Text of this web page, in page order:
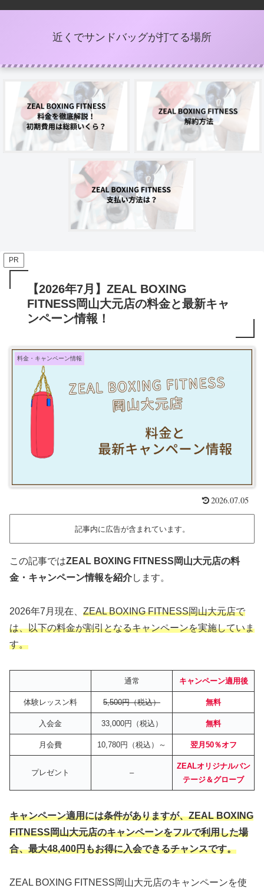
近くでサンドバッグが打てる場所
PR
【2026年7月】ZEAL BOXING
FITNESS岡山大元店の料金と最新キャ
ンペーン情報！
料金・キャンペーン情報
2026.07.05
記事内に広告が含まれています。
この記事ではZEAL BOXING FITNESS岡山大元店の料
金・キャンペーン情報を紹介します。
2026年7月現在、 ZEAL BOXING FITNESS岡山大元店で
は、以下の料金が割引となるキャンペーンを実施していま
す。
通常 キャンペーン適用後
体験レッスン料 5,500円（税込） 無料
入会金 33,000円（税込） 無料
月会費 10,780円（税込）～ 翌月50％オフ
プレゼント –
ZEALオリジナルバン
テージ＆グローブ
キャンペーン適用には条件がありますが、ZEAL BOXING
FITNESS岡山大元店のキャンペーンをフルで利用した場
合、最大48,400円もお得に入会できるチャンスです。
ZEAL BOXING FITNESS岡山大元店のキャンペーンを使